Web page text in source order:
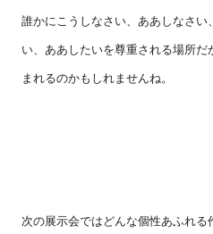
誰かにこうしなさい、ああしなさい
い、ああしたいを尊重される場所
まれるのかもしれませんね。
次の展示会ではどんな個性あふれ